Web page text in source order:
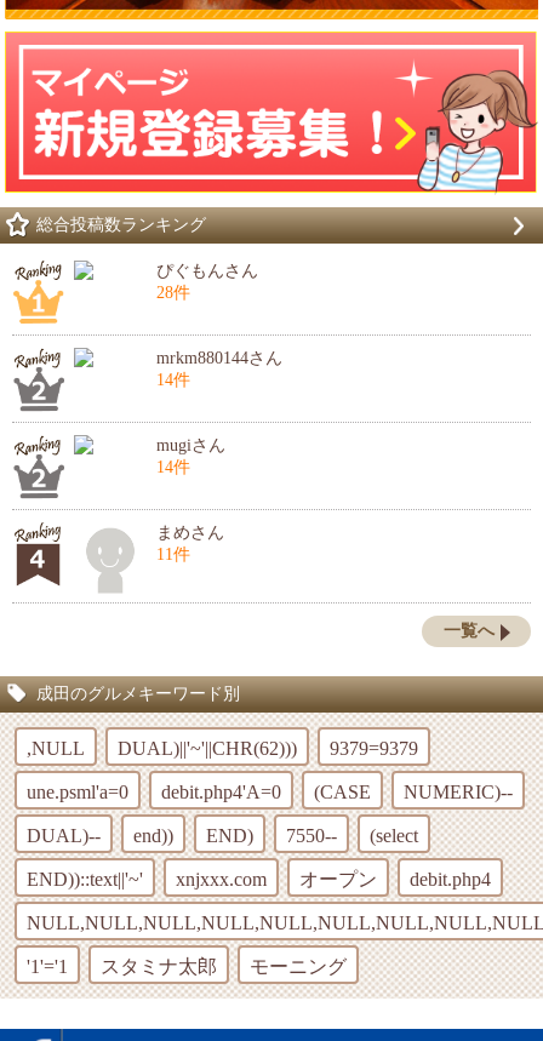
総合投稿数ランキング
ぴぐもんさん
28件
mrkm880144さん
14件
mugiさん
14件
まめさん
11件
一覧へ
成田のグルメキーワード別
,NULL DUAL)||'~'||CHR(62))) 9379=9379
une.psml'a=0 debit.php4'A=0 (CASE NUMERIC)--
DUAL)-- end)) END) 7550-- (select
END))::text||'~' xnjxxx.com オープン debit.php4
'1'='1 スタミナ太郎 モーニング